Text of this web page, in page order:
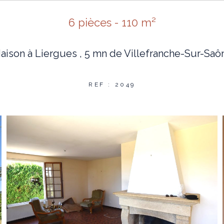
6 pièces - 110 m²
à Liergues , 5 mn de Villefranche-Sur-
REF : 2049